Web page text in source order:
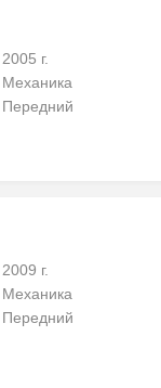
2005 г.
Механика
Передний
2009 г.
Механика
Передний